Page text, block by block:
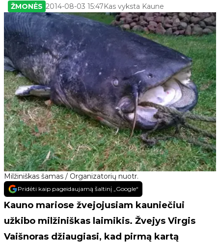
Milžiniškas šamas / Organizatorių nuotr.
ŽMONĖS 2014-08-03 15:47Kas vyksta Kaune
Pridėti kaip pageidaujamą šaltinį „Google“
Kauno mariose žvejojusiam kauniečiui
užkibo milžiniškas laimikis. Žvejys Virgis
Vaišnoras džiaugiasi, kad pirmą kartą